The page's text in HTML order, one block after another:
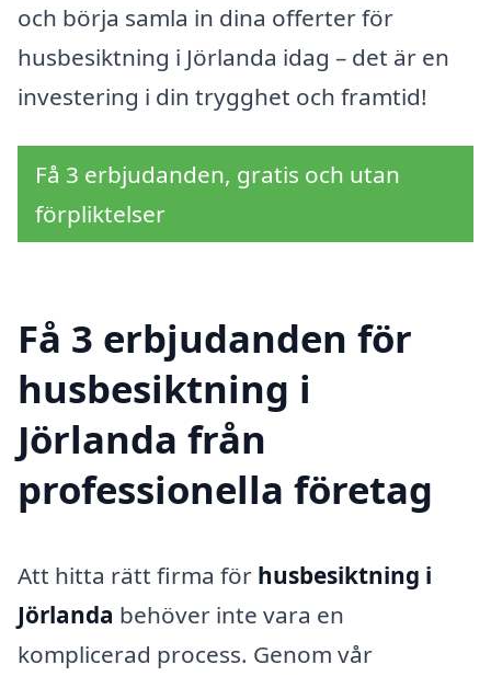
och börja samla in dina offerter för
husbesiktning i Jörlanda idag – det är en
investering i din trygghet och framtid!
Få 3 erbjudanden, gratis och utan
förpliktelser
Få 3 erbjudanden för
husbesiktning i
Jörlanda från
professionella företag
Att hitta rätt firma för husbesiktning i
Jörlanda behöver inte vara en
komplicerad process. Genom vår